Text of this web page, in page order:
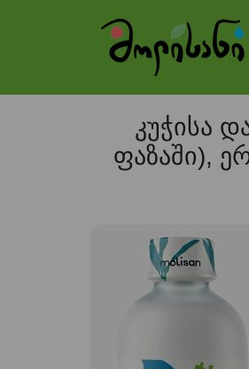
კუჭისა
ფაზაში),